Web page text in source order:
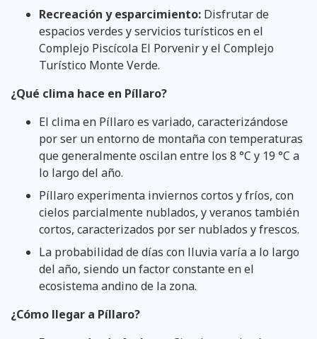
Recreación y esparcimiento: Disfrutar de
espacios verdes y servicios turísticos en el
Complejo Piscícola El Porvenir y el Complejo
Turístico Monte Verde.
¿Qué clima hace en Píllaro?
El clima en Píllaro es variado, caracterizándose
por ser un entorno de montaña con temperaturas
que generalmente oscilan entre los 8 °C y 19 °C a
lo largo del año.
Píllaro experimenta inviernos cortos y fríos, con
cielos parcialmente nublados, y veranos también
cortos, caracterizados por ser nublados y frescos.
La probabilidad de días con lluvia varía a lo largo
del año, siendo un factor constante en el
ecosistema andino de la zona.
¿Cómo llegar a Píllaro?